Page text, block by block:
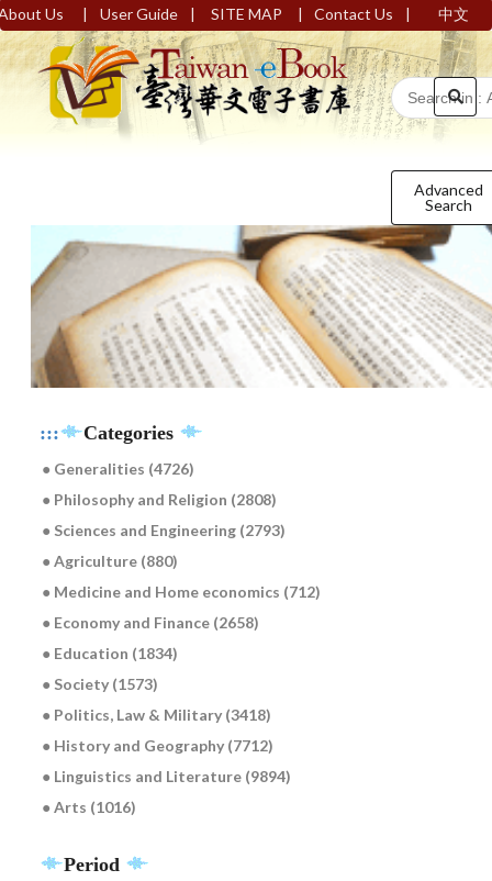
Us | User Guide | SITE MAP | Contact Us | 中文
Advanced
Search
::: Categories
● Generalities (4726)
● Philosophy and Religion (2808)
● Sciences and Engineering (2793)
● Agriculture (880)
● Medicine and Home economics (712)
● Economy and Finance (2658)
● Education (1834)
● Society (1573)
● Politics, Law & Military (3418)
● History and Geography (7712)
● Linguistics and Literature (9894)
● Arts (1016)
Period